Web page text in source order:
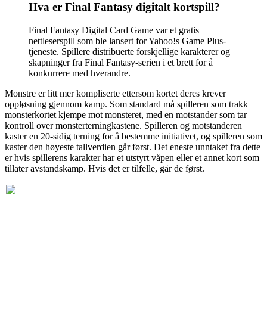
Hva er Final Fantasy digitalt kortspill?
Final Fantasy Digital Card Game var et gratis
nettleserspill som ble lansert for Yahoo!s Game Plus-
tjeneste. Spillere distribuerte forskjellige karakterer og
skapninger fra Final Fantasy-serien i et brett for å
konkurrere med hverandre.
Monstre er litt mer kompliserte ettersom kortet deres krever
oppløsning gjennom kamp. Som standard må spilleren som trakk
monsterkortet kjempe mot monsteret, med en motstander som tar
kontroll over monsterterningkastene. Spilleren og motstanderen
kaster en 20-sidig terning for å bestemme initiativet, og spilleren som
kaster den høyeste tallverdien går først. Det eneste unntaket fra dette
er hvis spillerens karakter har et utstyrt våpen eller et annet kort som
tillater avstandskamp. Hvis det er tilfelle, går de først.